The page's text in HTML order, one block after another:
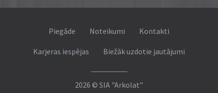
2026 © SIA "Arkolat"
Piegāde Noteikumi Kontakti
Karjeras iespējas Biežāk uzdotie jautājumi